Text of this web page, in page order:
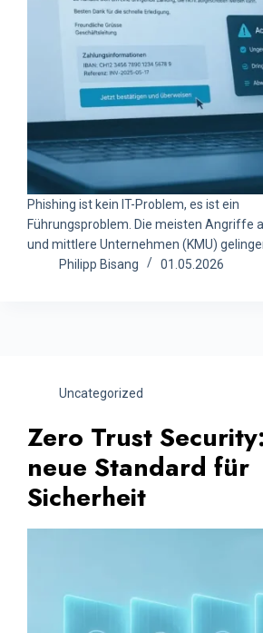
Phishing ist kein IT-Problem, es ist ein
Führungsproblem. Die meisten Angriffe
und mittlere Unternehmen (KMU)
Philipp Bisang
01.05.2026
Uncategorized
Zero Trust
neue Standard für
Sicherheit